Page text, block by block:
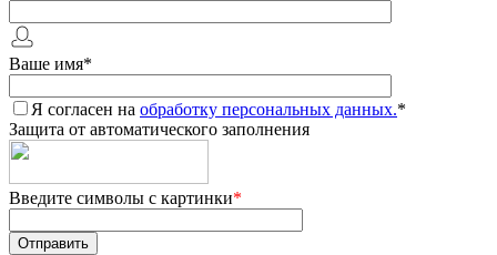
Ваше имя*
Я согласен на обработку персональных данных.*
Защита от автоматического заполнения
Введите символы с картинки*